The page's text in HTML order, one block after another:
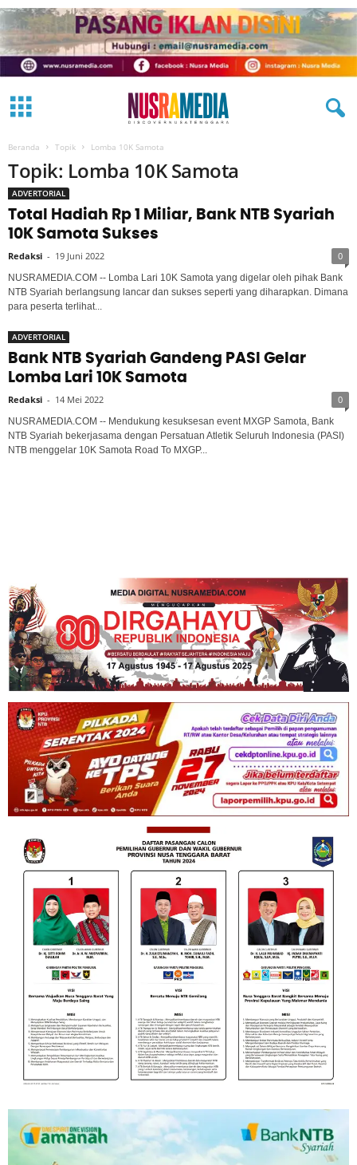
Beranda Topik Lomba 10K Samota
Topik: Lomba 10K Samota
ADVERTORIAL
Total Hadiah Rp 1 Miliar, Bank NTB Syariah
10K Samota Sukses
Redaksi - 19 Juni 2022 0
NUSRAMEDIA.COM -- Lomba Lari 10K Samota yang digelar oleh pihak Bank
NTB Syariah berlangsung lancar dan sukses seperti yang diharapkan. Dimana
para peserta terlihat...
ADVERTORIAL
Bank NTB Syariah Gandeng PASI Gelar
Lomba Lari 10K Samota
Redaksi - 14 Mei 2022 0
NUSRAMEDIA.COM -- Mendukung kesuksesan event MXGP Samota, Bank
NTB Syariah bekerjasama dengan Persatuan Atletik Seluruh Indonesia (PASI)
NTB menggelar 10K Samota Road To MXGP...